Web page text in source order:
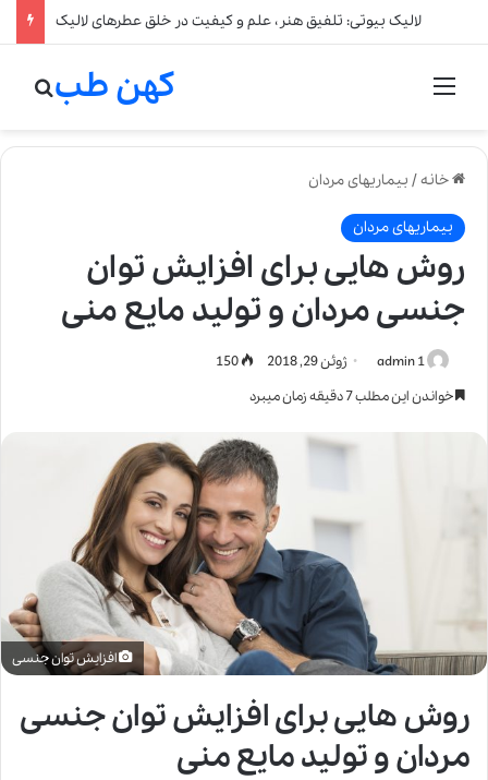
لالیک بیوتی: تلفیق هنر، علم و کیفیت در خلق عطرهای لالیک
منو کهن طب
خانه/ بیماریهای مردان
بیماریهای مردان
روش هایی برای افزایش توان
جنسی مردان و تولید مایع منی
admin 1 ژوئن 29, 2018
خواندن این مطلب 7 دقیقه زمان میبرد
افزایش توان جنسی
روش هایی برای افزایش توان جنسی
مردان و تولید مایع منی